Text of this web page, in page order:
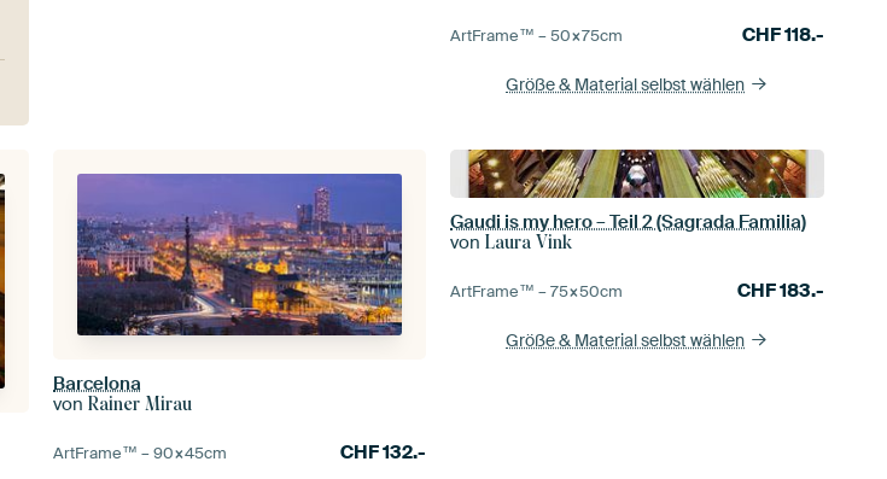
ArtFrame™ –50×75cm CHF118.-
Größe & Material selbst wählen
Barcelona
vonRainer Mirau
ArtFrame™ –90×45cm CHF132.-
Gaudi is my hero – Teil 2 (Sagrada Familia)
vonLaura Vink
ArtFrame™ –75×50cm CHF183.-
Größe & Material selbst wählen